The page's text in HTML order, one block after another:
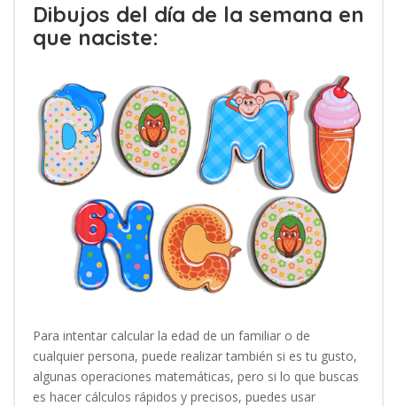
Dibujos del día de la semana en
que naciste:
Para intentar calcular la edad de un familiar o de
cualquier persona, puede realizar también si es tu gusto,
algunas operaciones matemáticas, pero si lo que buscas
es hacer cálculos rápidos y precisos, puedes usar